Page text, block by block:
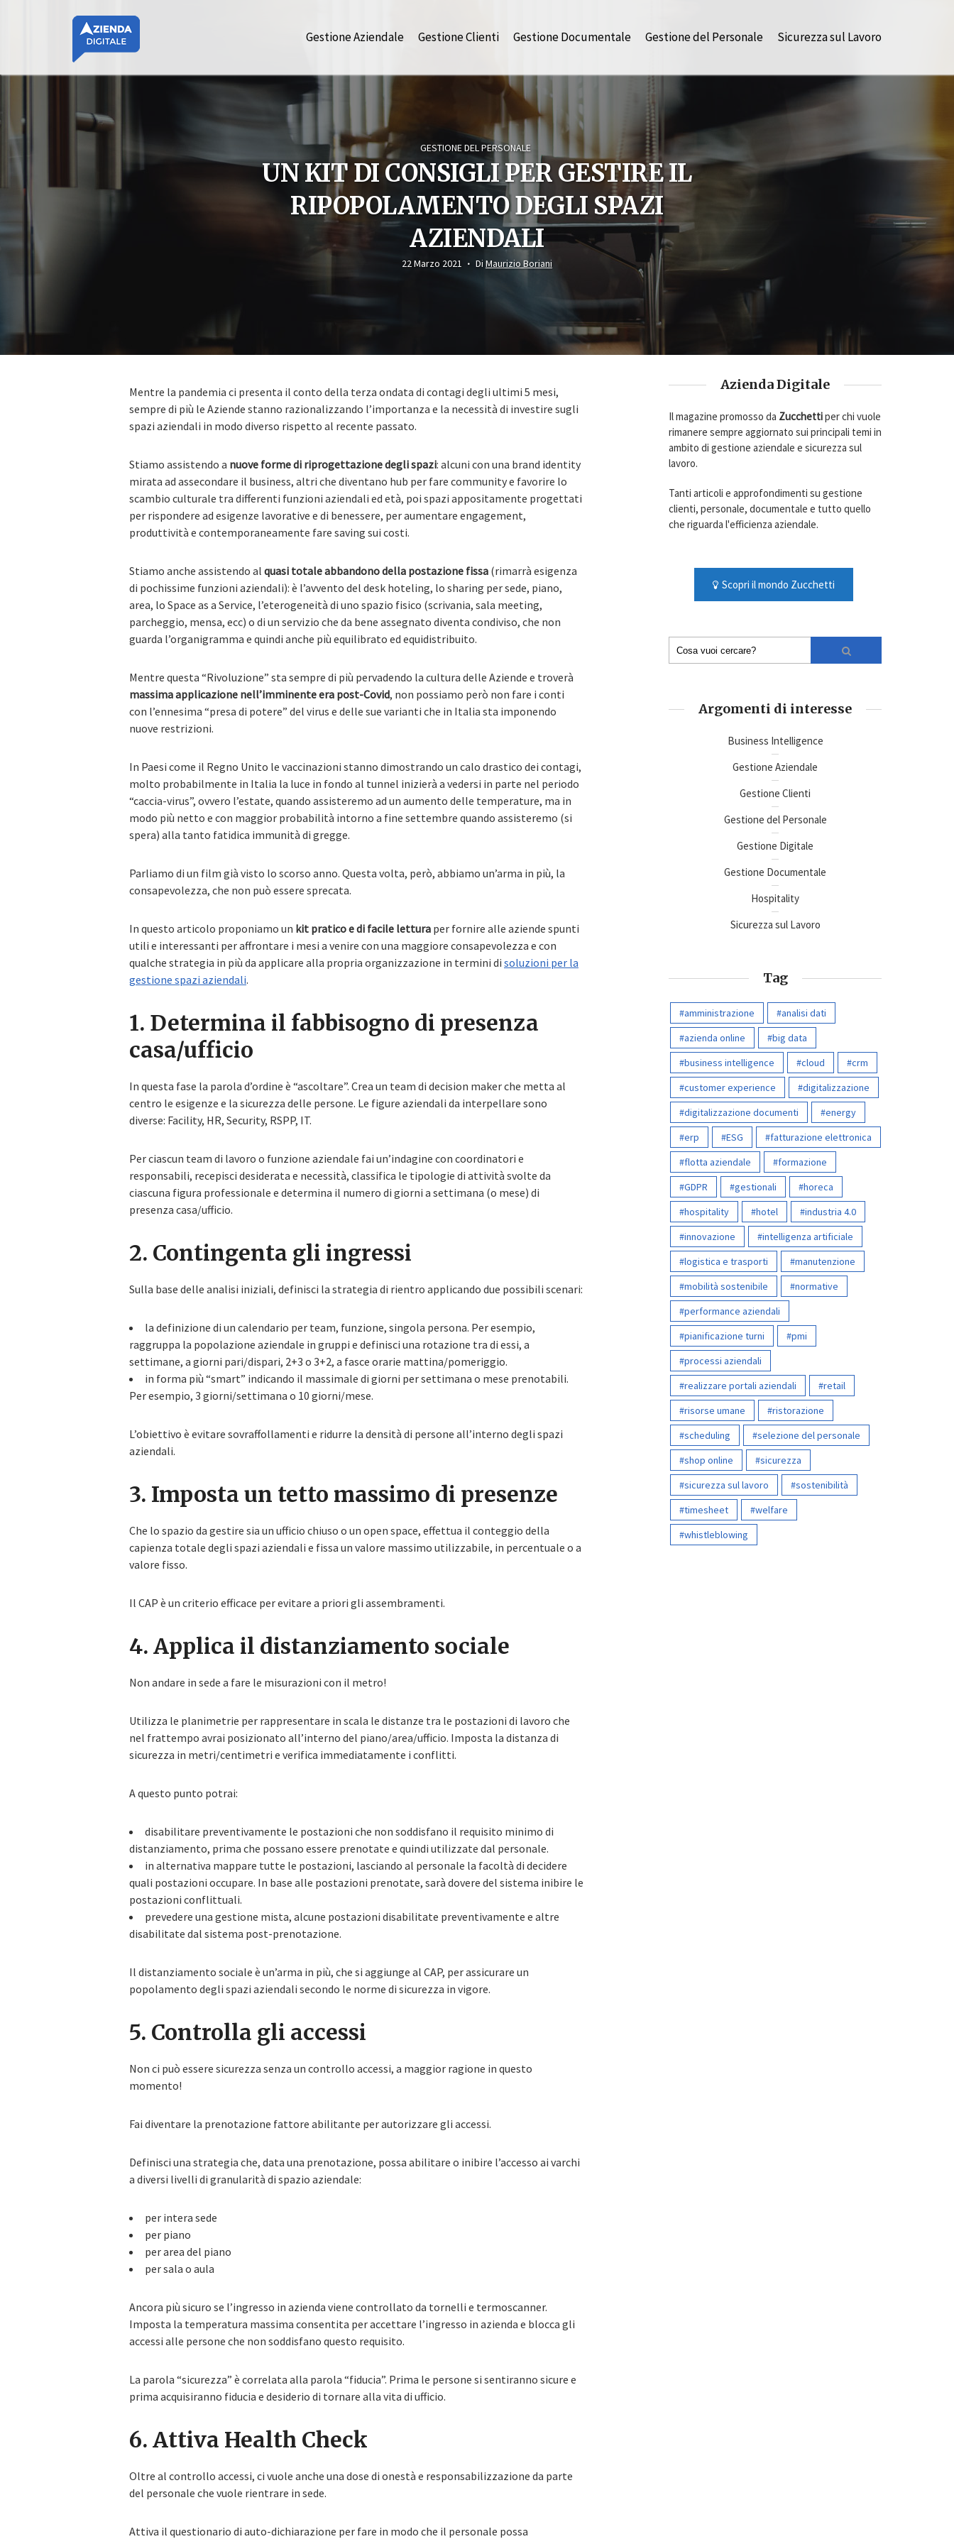
Gestione Aziendale Gestione Clienti Gestione Documentale Gestione del Personale Sicurezza sul Lavoro
GESTIONE DEL PERSONALE
UN KIT DI CONSIGLI PER GESTIRE IL
RIPOPOLAMENTO DEGLI SPAZI
AZIENDALI
22 Marzo 2021 Di Maurizio Boriani
Mentre la pandemia ci presenta il conto della terza ondata di contagi degli ultimi 5 mesi,
sempre di più le Aziende stanno razionalizzando l’importanza e la necessità di investire sugli
spazi aziendali in modo diverso rispetto al recente passato.
Stiamo assistendo a nuove forme di riprogettazione degli spazi: alcuni con una brand identity
mirata ad assecondare il business, altri che diventano hub per fare community e favorire lo
scambio culturale tra differenti funzioni aziendali ed età, poi spazi appositamente progettati
per rispondere ad esigenze lavorative e di benessere, per aumentare engagement,
produttività e contemporaneamente fare saving sui costi.
Stiamo anche assistendo al quasi totale abbandono della postazione fissa (rimarrà esigenza
di pochissime funzioni aziendali): è l’avvento del desk hoteling, lo sharing per sede, piano,
area, lo Space as a Service, l’eterogeneità di uno spazio fisico (scrivania, sala meeting,
parcheggio, mensa, ecc) o di un servizio che da bene assegnato diventa condiviso, che non
guarda l’organigramma e quindi anche più equilibrato ed equidistribuito.
Mentre questa “Rivoluzione” sta sempre di più pervadendo la cultura delle Aziende e troverà
massima applicazione nell’imminente era post-Covid, non possiamo però non fare i conti
con l’ennesima “presa di potere” del virus e delle sue varianti che in Italia sta imponendo
nuove restrizioni.
In Paesi come il Regno Unito le vaccinazioni stanno dimostrando un calo drastico dei contagi,
molto probabilmente in Italia la luce in fondo al tunnel inizierà a vedersi in parte nel periodo
“caccia-virus”, ovvero l’estate, quando assisteremo ad un aumento delle temperature, ma in
modo più netto e con maggior probabilità intorno a fine settembre quando assisteremo (si
spera) alla tanto fatidica immunità di gregge.
Parliamo di un film già visto lo scorso anno. Questa volta, però, abbiamo un’arma in più, la
consapevolezza, che non può essere sprecata.
In questo articolo proponiamo un kit pratico e di facile lettura per fornire alle aziende spunti
utili e interessanti per affrontare i mesi a venire con una maggiore consapevolezza e con
qualche strategia in più da applicare alla propria organizzazione in termini di soluzioni per la
gestione spazi aziendali.
1. Determina il fabbisogno di presenza
casa/ufficio
In questa fase la parola d’ordine è “ascoltare”. Crea un team di decision maker che metta al
centro le esigenze e la sicurezza delle persone. Le figure aziendali da interpellare sono
diverse: Facility, HR, Security, RSPP, IT.
Per ciascun team di lavoro o funzione aziendale fai un’indagine con coordinatori e
responsabili, recepisci desiderata e necessità, classifica le tipologie di attività svolte da
ciascuna figura professionale e determina il numero di giorni a settimana (o mese) di
presenza casa/ufficio.
2. Contingenta gli ingressi
Sulla base delle analisi iniziali, definisci la strategia di rientro applicando due possibili scenari:
la definizione di un calendario per team, funzione, singola persona. Per esempio,
raggruppa la popolazione aziendale in gruppi e definisci una rotazione tra di essi, a
settimane, a giorni pari/dispari, 2+3 o 3+2, a fasce orarie mattina/pomeriggio.
in forma più “smart” indicando il massimale di giorni per settimana o mese prenotabili.
Per esempio, 3 giorni/settimana o 10 giorni/mese.
L’obiettivo è evitare sovraffollamenti e ridurre la densità di persone all’interno degli spazi
aziendali.
3. Imposta un tetto massimo di presenze
Che lo spazio da gestire sia un ufficio chiuso o un open space, effettua il conteggio della
capienza totale degli spazi aziendali e fissa un valore massimo utilizzabile, in percentuale o a
valore fisso.
Il CAP è un criterio efficace per evitare a priori gli assembramenti.
4. Applica il distanziamento sociale
Non andare in sede a fare le misurazioni con il metro!
Utilizza le planimetrie per rappresentare in scala le distanze tra le postazioni di lavoro che
nel frattempo avrai posizionato all’interno del piano/area/ufficio. Imposta la distanza di
sicurezza in metri/centimetri e verifica immediatamente i conflitti.
A questo punto potrai:
disabilitare preventivamente le postazioni che non soddisfano il requisito minimo di
distanziamento, prima che possano essere prenotate e quindi utilizzate dal personale.
in alternativa mappare tutte le postazioni, lasciando al personale la facoltà di decidere
quali postazioni occupare. In base alle postazioni prenotate, sarà dovere del sistema inibire le
postazioni conflittuali.
prevedere una gestione mista, alcune postazioni disabilitate preventivamente e altre
disabilitate dal sistema post-prenotazione.
Il distanziamento sociale è un’arma in più, che si aggiunge al CAP, per assicurare un
popolamento degli spazi aziendali secondo le norme di sicurezza in vigore.
5. Controlla gli accessi
Non ci può essere sicurezza senza un controllo accessi, a maggior ragione in questo
momento!
Fai diventare la prenotazione fattore abilitante per autorizzare gli accessi.
Definisci una strategia che, data una prenotazione, possa abilitare o inibire l’accesso ai varchi
a diversi livelli di granularità di spazio aziendale:
per intera sede
per piano
per area del piano
per sala o aula
Ancora più sicuro se l’ingresso in azienda viene controllato da tornelli e termoscanner.
Imposta la temperatura massima consentita per accettare l’ingresso in azienda e blocca gli
accessi alle persone che non soddisfano questo requisito.
La parola “sicurezza” è correlata alla parola “fiducia”. Prima le persone si sentiranno sicure e
prima acquisiranno fiducia e desiderio di tornare alla vita di ufficio.
6. Attiva Health Check
Oltre al controllo accessi, ci vuole anche una dose di onestà e responsabilizzazione da parte
del personale che vuole rientrare in sede.
Attiva il questionario di auto-dichiarazione per fare in modo che il personale possa
Azienda Digitale
Il magazine promosso da Zucchettiper chi vuole
rimanere sempre aggiornato sui principali temi in
ambito di gestione aziendale e sicurezza sul
lavoro.
Tanti articoli e approfondimenti su gestione
clienti, personale, documentale e tutto quello
che riguarda l'efficienza aziendale.
Scopri il mondo Zucchetti
Argomenti di interesse
Business Intelligence
Gestione Aziendale
Gestione Clienti
Gestione del Personale
Gestione Digitale
Gestione Documentale
Hospitality
Sicurezza sul Lavoro
Tag
amministrazione
analisi dati
azienda online
big data
business intelligence
cloud
crm
customer experience
digitalizzazione
digitalizzazione documenti
energy
erp
ESG
fatturazione elettronica
flotta aziendale
formazione
GDPR
gestionali
horeca
hospitality
hotel
industria 4.0
innovazione
intelligenza artificiale
logistica e trasporti
manutenzione
mobilità sostenibile
normative
performance aziendali
pianificazione turni
pmi
processi aziendali
realizzare portali aziendali
retail
risorse umane
ristorazione
scheduling
selezione del personale
shop online
sicurezza
sicurezza sul lavoro
sostenibilità
timesheet
welfare
whistleblowing